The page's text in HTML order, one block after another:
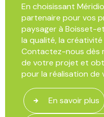
En choisissant
partenaire pour vos
paysager à Boisset-
la qualité, la
Contactez-nous dès
de votre projet et
pour la réalisation de
En savoir plus